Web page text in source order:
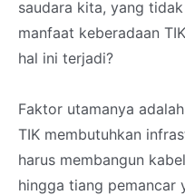
saudara kita, yang
manfaat keberadaan
hal ini terjadi?
Faktor utamanya
TIK membutuhkan
harus membangun
hingga tiang pemancar